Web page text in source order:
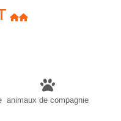
animaux de compagnie